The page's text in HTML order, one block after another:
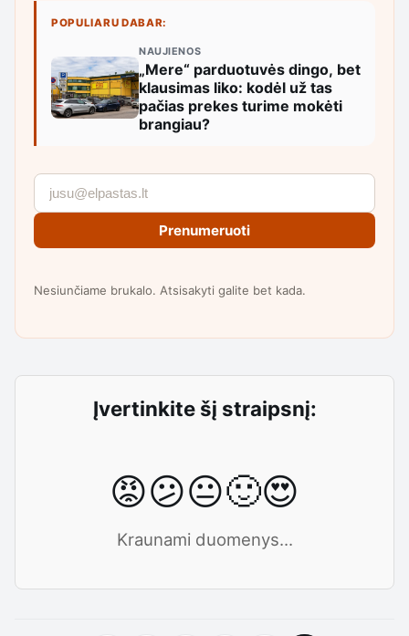
POPULIARU DABAR:
NAUJIENOS
„Mere“ parduotuvės dingo, bet
klausimas liko: kodėl už tas
pačias prekes turime mokėti
brangiau?
Prenumeruoti
Nesiunčiame brukalo. Atsisakyti galite bet kada.
Įvertinkite šį straipsnį:
😡😕😐🙂😍
Kraunami duomenys...